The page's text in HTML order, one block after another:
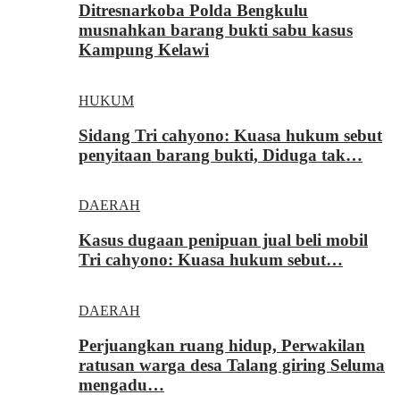
Ditresnarkoba Polda Bengkulu
musnahkan barang bukti sabu kasus
Kampung Kelawi
HUKUM
Sidang Tri cahyono: Kuasa hukum sebut
penyitaan barang bukti, Diduga tak…
DAERAH
Kasus dugaan penipuan jual beli mobil
Tri cahyono: Kuasa hukum sebut…
DAERAH
Perjuangkan ruang hidup, Perwakilan
ratusan warga desa Talang giring Seluma
mengadu…